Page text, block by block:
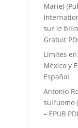
Marie)
sur le
Gratuit
Límites
México y
Español
Antonio
sull’uomo
– EPUB